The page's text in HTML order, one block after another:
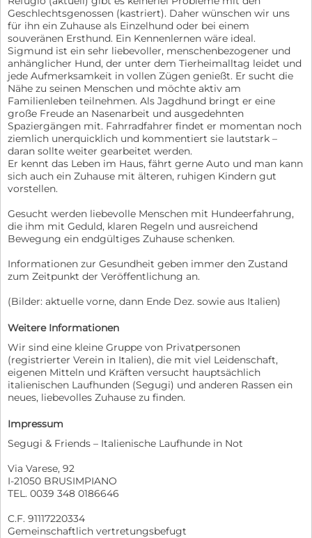
Geschlechtsgenossen (kastriert). Daher wünschen wir uns
für ihn ein Zuhause als Einzelhund oder bei einem
souveränen Ersthund. Ein Kennenlernen wäre ideal.
Sigmund ist ein sehr liebevoller, menschenbezogener und
anhänglicher Hund, der unter dem Tierheimalltag leidet und
jede Aufmerksamkeit in vollen Zügen genießt. Er sucht die
Nähe zu seinen Menschen und möchte aktiv am
Familienleben teilnehmen. Als Jagdhund bringt er eine
große Freude an Nasenarbeit und ausgedehnten
Spaziergängen mit. Fahrradfahrer findet er momentan noch
ziemlich unerquicklich und kommentiert sie lautstark –
daran sollte weiter gearbeitet werden.
Er kennt das Leben im Haus, fährt gerne Auto und man kann
sich auch ein Zuhause mit älteren, ruhigen Kindern gut
vorstellen.
Gesucht werden liebevolle Menschen mit Hundeerfahrung,
die ihm mit Geduld, klaren Regeln und ausreichend
Bewegung ein endgültiges Zuhause schenken.
Informationen zur Gesundheit geben immer den Zustand
zum Zeitpunkt der Veröffentlichung an.
(Bilder: aktuelle vorne, dann Ende Dez. sowie aus Italien)
Weitere Informationen
Wir sind eine kleine Gruppe von Privatpersonen
(registrierter Verein in Italien), die mit viel Leidenschaft,
eigenen Mitteln und Kräften versucht hauptsächlich
italienischen Laufhunden (Segugi) und anderen Rassen ein
neues, liebevolles Zuhause zu finden.
Impressum
Segugi & Friends – Italienische Laufhunde in Not
Via Varese, 92
I-21050 BRUSIMPIANO
TEL. 0039 348 0186646
C.F. 91117220334
Gemeinschaftlich vertretungsbefugt